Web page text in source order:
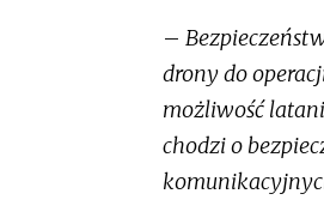
–
drony do
możliwość
chodzi o